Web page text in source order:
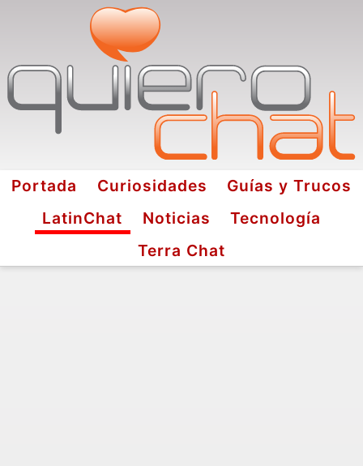
Portada Curiosidades
Guías y Trucos
LatinChat
Noticias
Tecnología
Terra Chat